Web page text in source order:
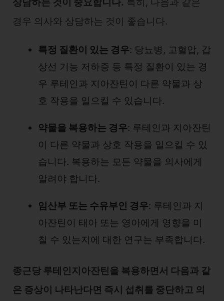
경우 의사와 상담하는 것이 좋습니다.
특정 질환이 있는 경우: 당뇨병, 고혈압, 갑
상선 기능 저하증 등 특정 질환이 있는 경
우 루테인과 지아잔틴이 다른 약물과 상
호 작용을 일으킬 수 있습니다.
약물을 복용하는 경우: 루테인과 지아잔틴
이 다른 약물과 상호 작용을 일으킬 수 있
습니다. 복용하는 모든 약물을 의사에게
알려야 합니다.
임산부 또는 수유부인 경우: 루테인과 지
아잔틴이 태아 또는 영아에게 영향을 미
칠 수 있는지에 대한 연구는 부족합니다.
종근당 루테인지아잔틴을 복용하면서 다음과 같
은 증상이 나타난다면 즉시 섭취를 중단하고 의